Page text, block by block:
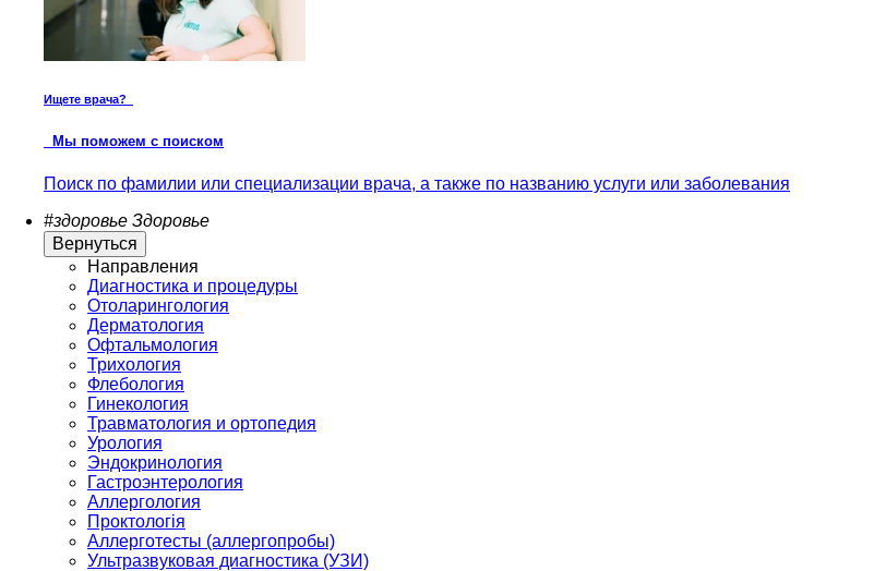
Ищете врача?
Мы поможем с поиском
Поиск по фамилии или специализации врача, а также по названию услуги или заболевания
#здоровье Здоровье
Вернуться
Направления
Диагностика и процедуры
Отоларингология
Дерматология
Офтальмология
Трихология
Флебология
Гинекология
Травматология и ортопедия
Урология
Эндокринология
Гастроэнтерология
Аллергология
Проктологія
Аллерготесты (аллергопробы)
Ультразвуковая диагностика (УЗИ)